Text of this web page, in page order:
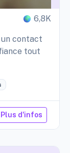
6,8K
un contact
tout
Plus d'infos